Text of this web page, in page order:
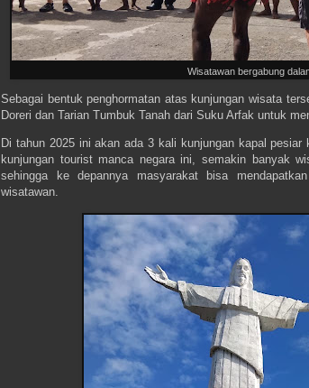
Wisatawan bergabung
Sebagai bentuk penghormatan atas kunjungan wisata
Doreri dan Tarian Tumbuk Tanah dari Suku Arfak untuk
Di tahun 2025 ini akan ada 3 kali kunjungan kapal
kunjungan tourist manca negara ini, semakin banyak
sehingga ke depannya masyarakat bisa
wisatawan.